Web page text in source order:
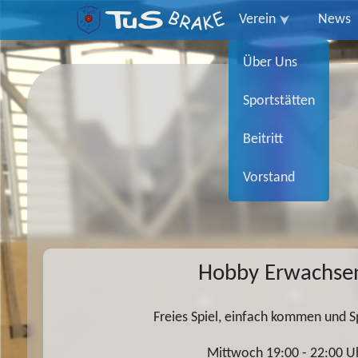
Verein
Über Uns
Sportstätten
Beitritt
Vorstand
News
Hobby
Freies Spiel, einfach kommen und
Mittwoch 19:00 - 22:00